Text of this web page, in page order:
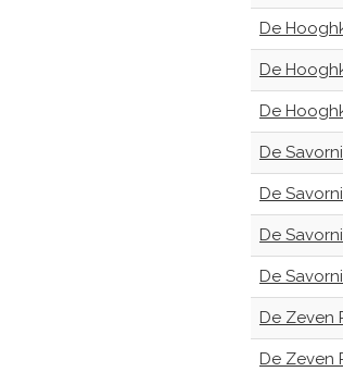
De
De
De
De
De
De
De
De Zeven
De Zeven